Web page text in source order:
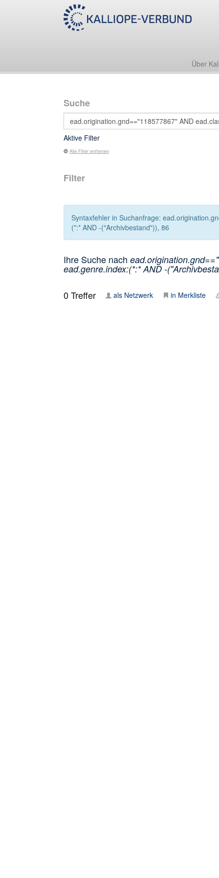
Über
Suche
Aktive Filter
Alle Filter entfernen
Filter
Syntaxfehler in Suchanfrage:
(*:* AND -("Archivbestand")), 86
Ihre Suche nach
ead.genre.index:(*:* AND -
0Treffer als Netzwerk in Merkliste